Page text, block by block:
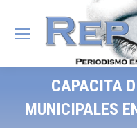
CAPACITA
MUNICIPALES